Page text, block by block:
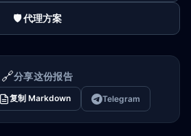
🛡️ 代理方案
🔗分享这份报告
复制 Markdown Telegram